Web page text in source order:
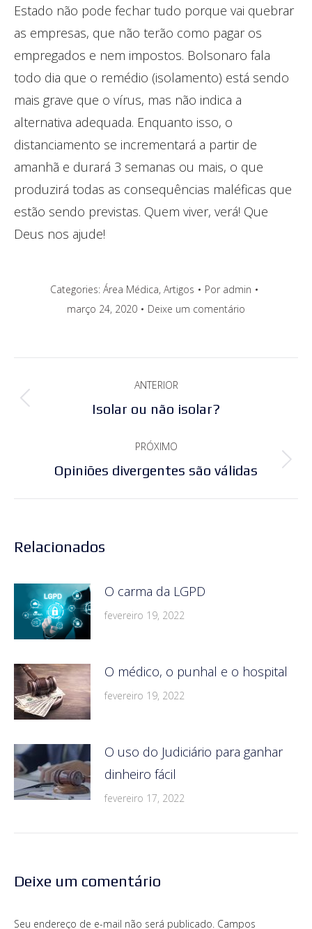
Estado não pode fechar tudo porque vai quebrar
as empresas, que não terão como pagar os
empregados e nem impostos. Bolsonaro fala
todo dia que o remédio (isolamento) está sendo
mais grave que o vírus, mas não indica a
alternativa adequada. Enquanto isso, o
distanciamento se incrementará a partir de
amanhã e durará 3 semanas ou mais, o que
produzirá todas as consequências maléficas que
estão sendo previstas. Quem viver, verá! Que
Deus nos ajude!
Categories: Área Médica, Artigos Por admin
março 24, 2020
Deixe um comentário
de
ANTERIOR
Post
Isolar ou não isolar?
PRÓXIMO
Próximo
Opiniões divergentes são válidas
Relacionados
O carma da LGPD
fevereiro 19, 2022
O médico, o punhal e o hospital
fevereiro 19, 2022
O uso do Judiciário para ganhar
dinheiro fácil
fevereiro 17, 2022
Deixe um comentário
Seu endereço de e-mail não será publicado. Campos